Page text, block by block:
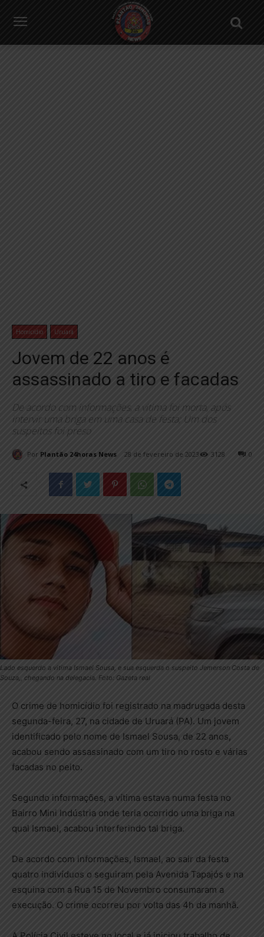
Homicídio Uruará
Jovem de 22 anos é
assassinado a tiro e facadas
De acordo com informações, a vitima foi morta, após
intervir uma briga em uma casa de festa; Um dos
suspeitos foi preso
Por Plantão 24horas News 28 de fevereiro de 2023 0
3128
Lado esquerdo a vitima Ismael Sousa, e sua esquerda o suspeito Jemerson Costa de
Souza,, chegando na delegacia. Foto: Gazeta real
O crime de homicídio foi registrado na madrugada desta
segunda-feira, 27, na cidade de Uruará (PA). Um jovem
identificado pelo nome de Ismael Sousa, de 22 anos,
acabou sendo assassinado com um tiro no rosto e várias
facadas no peito.
Segundo informações, a vítima estava numa festa no
Bairro Mini Indústria onde teria ocorrido uma briga na
qual Ismael, acabou interferindo tal briga.
De acordo com informações, Ismael, ao sair da festa
quatro indivíduos o seguiram pela Avenida Tapajós e na
esquina com a Rua 15 de Novembro consumaram a
execução. O crime ocorreu por volta das 4h da manhã.